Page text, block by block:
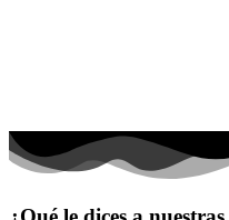
Transporte